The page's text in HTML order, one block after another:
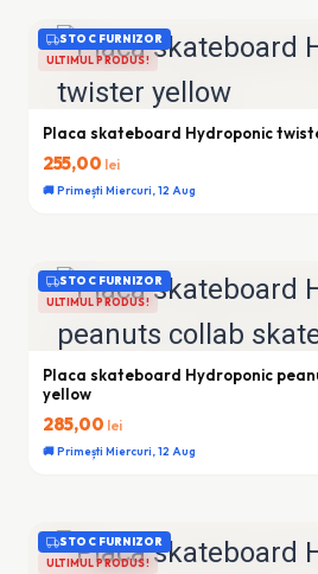
STOC FURNIZOR
ULTIMUL PRODUS!
Placa skateboard Hydroponic
255,00 lei
🚚 Primești Miercuri, 12 Aug
STOC FURNIZOR
ULTIMUL PRODUS!
Placa skateboard Hydroponic peanuts
yellow
285,00 lei
🚚 Primești Miercuri, 12 Aug
STOC FURNIZOR
ULTIMUL PRODUS!